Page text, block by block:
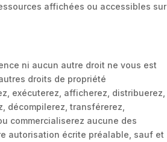
affichées ou accessibles
ni aucun autre droit ne vous est
droits de propriété
exécuterez, afficherez, distribuerez,
décompilerez, transférerez,
commercialiserez aucune des
autorisation écrite préalable, sauf et